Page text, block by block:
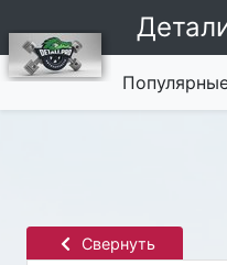
Свернуть